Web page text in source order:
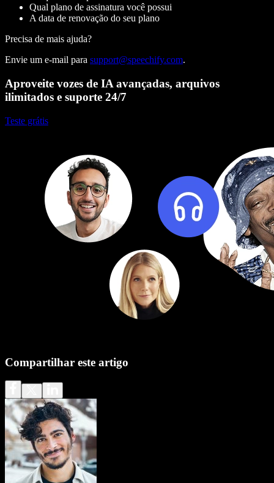
Qual plano de assinatura você possui
A data de renovação do seu plano
Precisa de mais ajuda?
Envie um e-mail para support@speechify.com.
Aproveite vozes de IA avançadas, arquivos
ilimitados e suporte 24/7
Teste grátis
Compartilhar este artigo